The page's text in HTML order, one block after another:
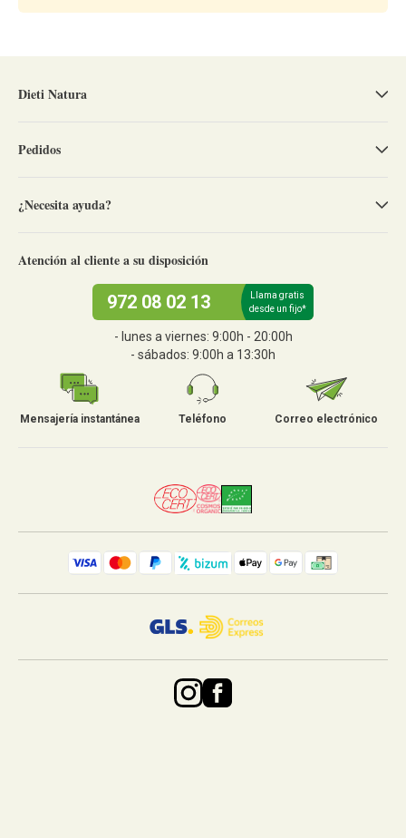
Dieti Natura
Pedidos
¿Necesita ayuda?
Atención al cliente a su disposición
972 08 02 13
Llama gratis
desde un fijo*
- lunes a viernes: 9:00h - 20:00h
- sábados: 9:00h a 13:30h
Mensajería instantánea Teléfono Correo electrónico